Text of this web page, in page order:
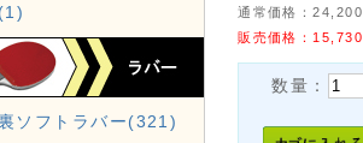
通常価格：24,200
販売価格： 15,730
数量：
(1)
ソフトラバー(321)